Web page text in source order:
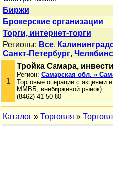
Биржи
Брокерские организации
Торги, интернет-торги
Регионы: Все,
Санкт-Петербург,
1
Тройка Самара,
Регион: Самарская обл. »
Торговые операции с
ММВБ, внебиржевой рынок).
(8462) 41-50-80
Каталог » Торговля »